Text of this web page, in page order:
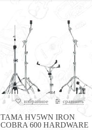
избранное сравнить
TAMA HV5WN IRON
COBRA 600 HARDWARE